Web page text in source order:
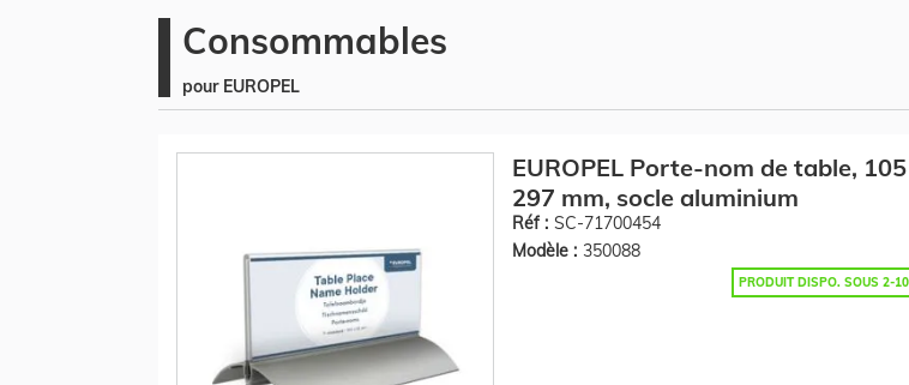
Consommables
pour EUROPEL
EUROPEL Porte-nom de table,
297 mm, socle aluminium
Réf : SC-71700454
Modèle : 350088
PRODUIT DISPO. SOUS 2-